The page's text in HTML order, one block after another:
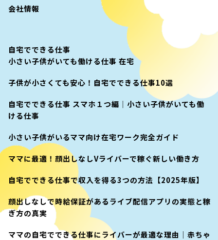
会社情報
自宅でできる仕事
小さい子供がいても働ける仕事 在宅
子供が小さくても安心！自宅でできる仕事10選
自宅でできる仕事 スマホ１つ編｜小さい子供がいても働
ける仕事
小さい子供がいるママ向け在宅ワーク完全ガイド
ママに最適！顔出しなしVライバーで稼ぐ新しい働き方
自宅でできる仕事で収入を得る3つの方法【2025年版】
顔出しなしで時給保証があるライブ配信アプリの実態と稼
ぎ方の真実
ママの自宅でできる仕事にライバーが最適な理由｜赤ちゃ